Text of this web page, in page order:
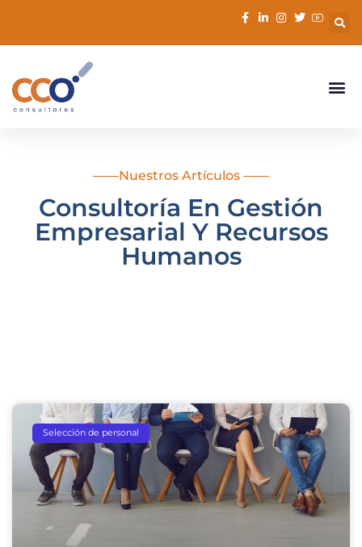
——Nuestros Artículos ——
Consultoría En Gestión
Empresarial Y Recursos
Humanos
Selección de personal